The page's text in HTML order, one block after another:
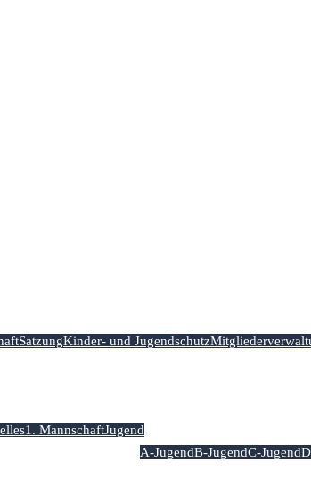
SatzungKinder- und Jugendschutz
1. MannschaftJugend
A-JugendB-JugendC-Jugend